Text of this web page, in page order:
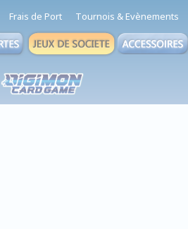
Frais de Port Tournois & Evènements